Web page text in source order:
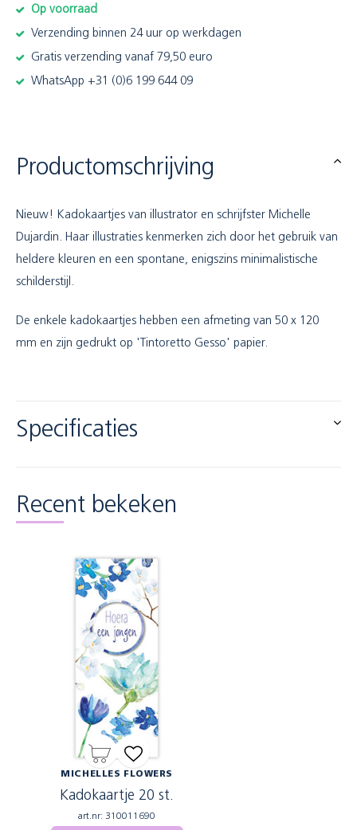
Op voorraad
Verzending binnen 24 uur op werkdagen
Gratis verzending vanaf 79,50 euro
WhatsApp +31 (0)6 199 644 09
Productomschrijving
Nieuw! Kadokaartjes van illustrator en schrijfster Michelle
Dujardin. Haar illustraties kenmerken zich door het gebruik van
heldere kleuren en een spontane, enigszins minimalistische
schilderstijl.
De enkele kadokaartjes hebben een afmeting van 50 x 120
mm en zijn gedrukt op 'Tintoretto Gesso' papier.
Specificaties
Recent bekeken
MICHELLES FLOWERS
Kadokaartje 20 st.
art.nr: 310011690